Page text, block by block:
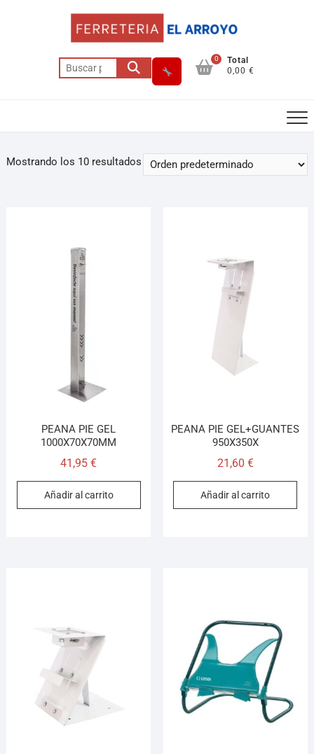
0
Total
0,00 €
Mostrando los 10 resultados
PEANA PIE GEL
1000X70X70MM
41,95€
Añadir al carrito
PEANA PIE GEL+GUANTES
950X350X
21,60 €
Añadir al carrito
Llamar (cerrado)
¡Hola! Soy el asesor virtual de Ferretería El Arroyo.
Cuéntame qué necesitas y te ayudo a encontrarlo,
aunque no sepas el nombre exacto